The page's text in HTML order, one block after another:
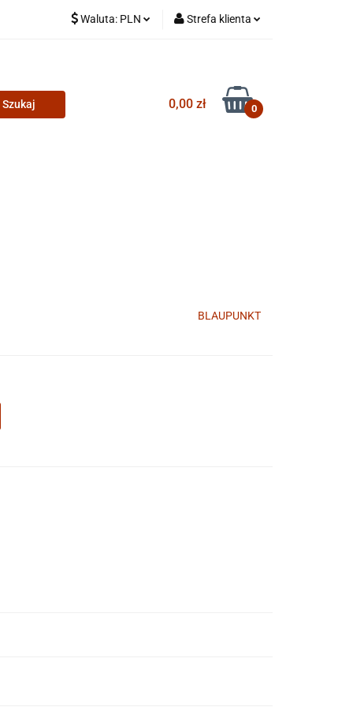
Waluta: PLN Strefa klienta
Zarejestruj się
Dodaj zgłoszenie
0,00 zł 0
BLAUPUNKT